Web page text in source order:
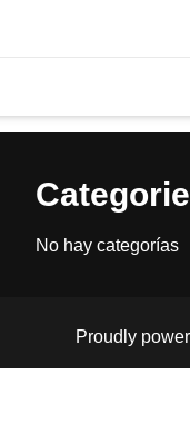
No hay categorías
Proudly